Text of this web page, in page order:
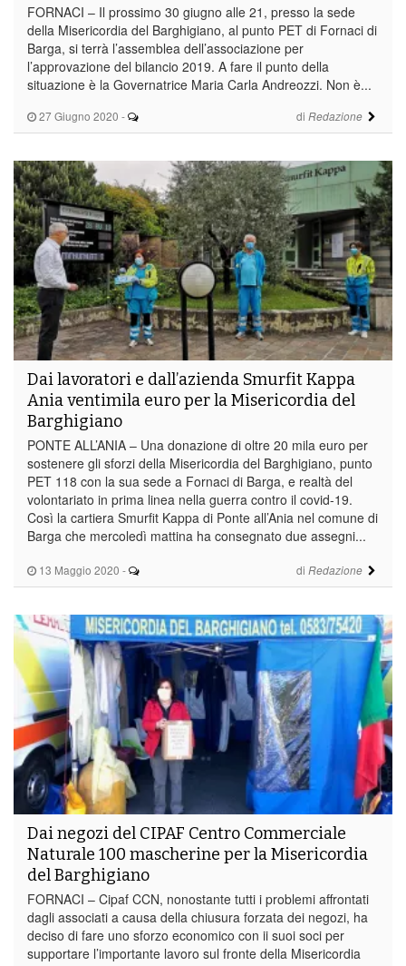
27 Giugno 2020 - di Redazione
FORNACI – Il prossimo 30 giugno alle 21, presso la sede
della Misericordia del Barghigiano, al punto PET di Fornaci di
Barga, si terrà l’assemblea dell’associazione per
l’approvazione del bilancio 2019. A fare il punto della
situazione è la Governatrice Maria Carla Andreozzi. Non è...
13 Maggio 2020 - di Redazione
Dai lavoratori e dall’azienda Smurfit Kappa
Ania ventimila euro per la Misericordia del
Barghigiano
PONTE ALL’ANIA – Una donazione di oltre 20 mila euro per
sostenere gli sforzi della Misericordia del Barghigiano, punto
PET 118 con la sua sede a Fornaci di Barga, e realtà del
volontariato in prima linea nella guerra contro il covid-19.
Così la cartiera Smurfit Kappa di Ponte all’Ania nel comune di
Barga che mercoledì mattina ha consegnato due assegni...
Dai negozi del CIPAF Centro Commerciale
Naturale 100 mascherine per la Misericordia
del Barghigiano
FORNACI – Cipaf CCN, nonostante tutti i problemi affrontati
dagli associati a causa della chiusura forzata dei negozi, ha
deciso di fare uno sforzo economico con ii suoi soci per
supportare l’importante lavoro sul fronte della Misericordia